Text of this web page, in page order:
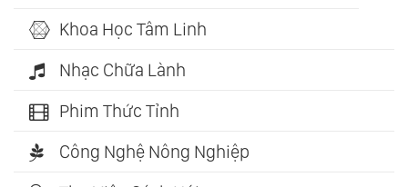
Khoa Học Tâm Linh
Nhạc Chữa Lành
Phim Thức Tỉnh
Công Nghệ Nông Nghiệp